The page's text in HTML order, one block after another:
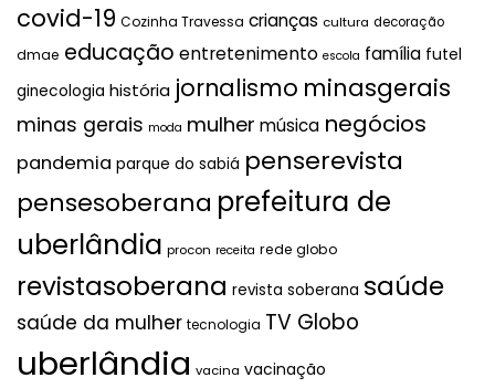
covid-19 Cozinha Travessa crianças cultura decoração
dmae educação entretenimento escola família futel
ginecologia história jornalismo minasgerais
minas gerais moda mulher música negócios
pandemia parque do sabiá penserevista
pensesoberana prefeitura de
uberlândia procon receita rede globo
revistasoberana revista soberana saúde
saúde da mulher tecnologia TV Globo
uberlândia vacina vacinação